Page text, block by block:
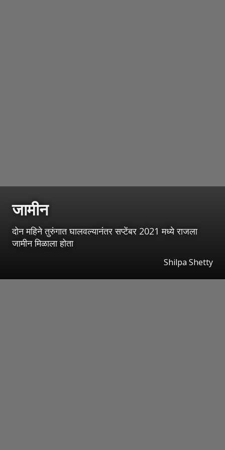
जामीन
दोन महिने तुरुंगात घालवल्यानंतर सप्टेंबर 2021 मध्ये राजला
जामीन मिळाला होता
Shilpa Shetty